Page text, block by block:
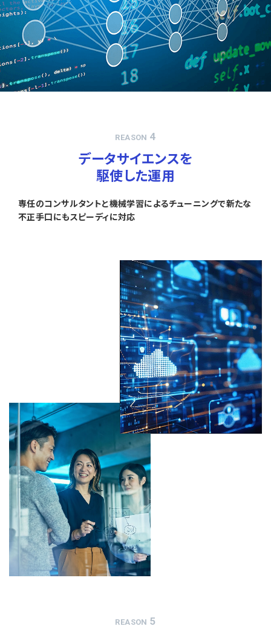
REASON 4
データサイエンスを
駆使した運用
専任のコンサルタントと機械学習によるチューニングで新たな
不正手口にもスピーディに対応
REASON 5